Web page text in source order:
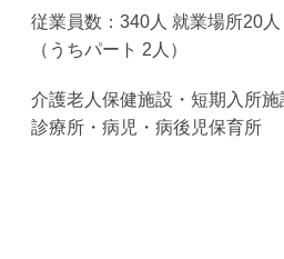
従業員数：340人 就業場所20
（うちパート 2人）
介護老人保健施設・短期入所
診療所・病児・病後児保育所